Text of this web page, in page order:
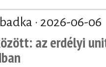
· 2026-06-06
az erdélyi